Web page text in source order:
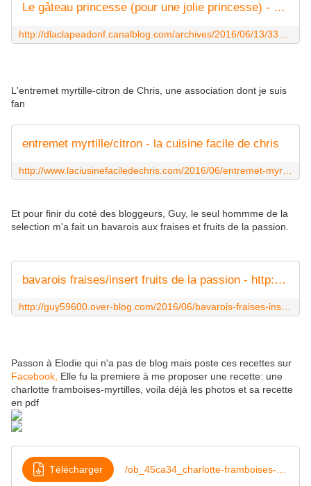
Le gâteau princesse (pour une jolie princesse) - qu'est ce qu'on clape ce soir?
L'entremet myrtille-citron de Chris, une association dont je suis
fan
entremet myrtille/citron - la cuisine facile de chris
Et pour finir du coté des bloggeurs, Guy, le seul hommme de la
selection m'a fait un bavarois aux fraises et fruits de la passion.
bavarois fraises/insert fruits de la passion - http://guy59600.over-blog.com
Passon à Elodie qui n'a pas de blog mais poste ces recettes sur
Facebook, Elle fu la premiere à me proposer une recette: une
charlotte framboises-myrtilles, voila déjà les photos et sa recette
en pdf
Télécharger